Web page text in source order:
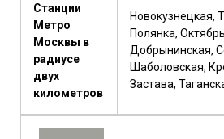
Станции
Метро
Москвы в
радиусе
двух
километров
Новокузнецкая,
Полянка,
Добрынинская,
Шаболовская,
Застава,